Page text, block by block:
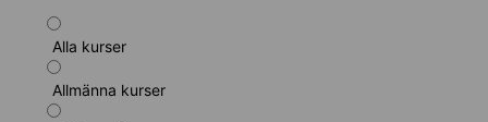
Alla kurser
Allmänna kurser
Standardkurs
Kurslängd: 1 - 52 veckor
Nivåer: Elementär (A1) till Avancerad (C1)